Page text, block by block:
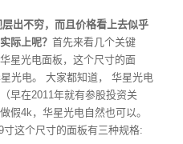
层出不穷，而且价格看上去似乎
际上呢？ 首先来看几个关键
星光电面板，这个尺寸的面
光电。 大家都知道， 华星光电
早在2011年就有参股投资关
假4k，华星光电自然也可以。
寸这个尺寸的面板有三种规格: